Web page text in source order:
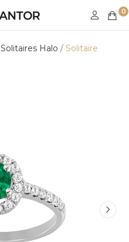
0
Solitaires Halo
Solitaire